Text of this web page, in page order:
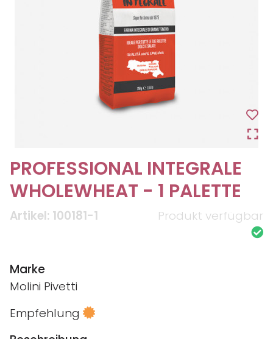
PROFESSIONAL INTEGRALE
WHOLEWHEAT - 1 PALETTE
Artikel: 100181-1 Produkt verfügbar
Marke
Molini Pivetti
Empfehlung